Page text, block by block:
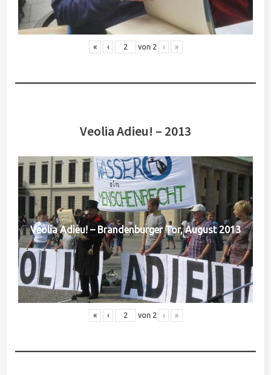
« ‹ von 2 › »
Veolia Adieu! – 2013
Veolia Adieu! – Brandenburger Tor, August 2013
« ‹ von 2 › »